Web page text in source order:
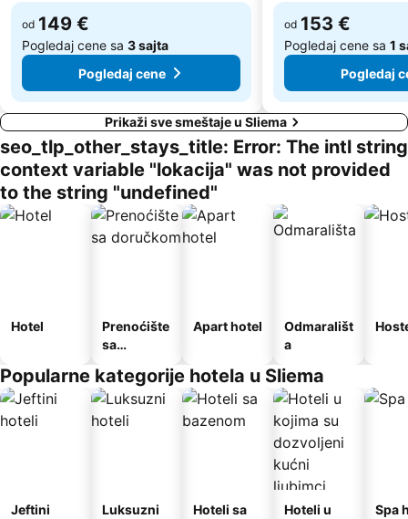
od 149 €
Pogledaj cene sa 3 sajta
Pogledaj cene
od 153 €
Pogledaj cene sa 1
Pogledaj
Prikaži sve smeštaje u Sliema
seo_tlp_other_stays_title: Error: The intl string
context variable "lokacija" was not provided
to the string "undefined"
Hotel
Prenoćište
sa
Apart hotel
Odmarališt
a
Popularne kategorije hotela u Sliema
Jeftini
Luksuzni
Hoteli sa
Hoteli u
Spa